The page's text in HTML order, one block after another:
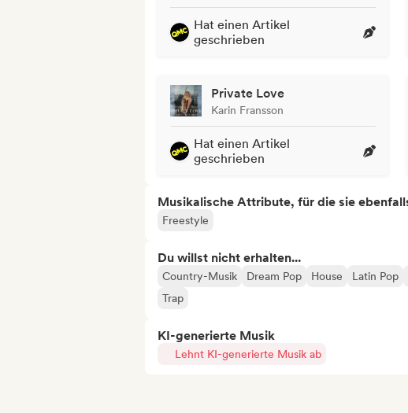
Hat einen Artikel
geschrieben
Private Love
Karin Fransson
Hat einen Artikel
geschrieben
Musikalische Attribute, für die sie
Freestyle
Du willst nicht erhalten...
Country-Musik Dream Pop House Latin Pop
Trap
KI-generierte Musik
Lehnt KI-generierte Musik ab